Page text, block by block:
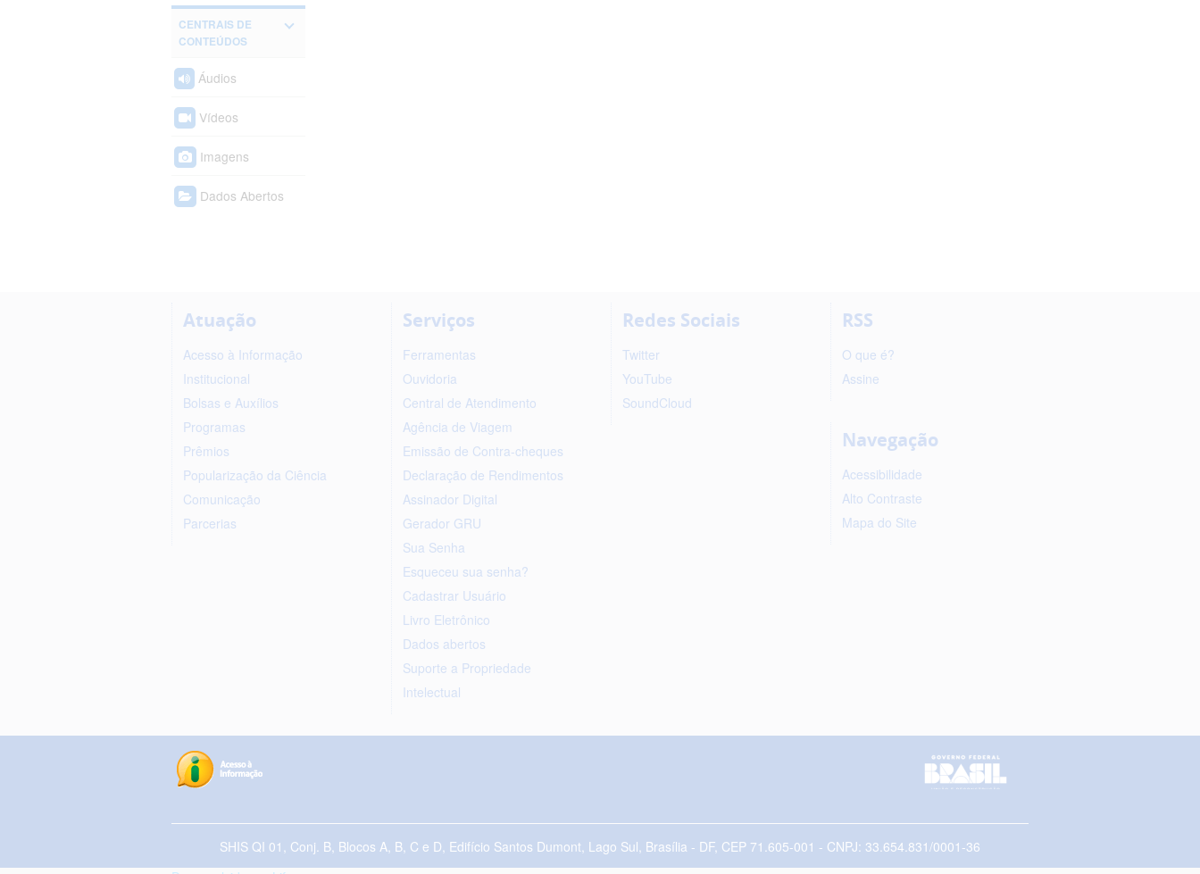
CENTRAIS DE
CONTEÚDOS
Áudios
Vídeos
Imagens
Dados Abertos
Atuação
Acesso à Informação
Institucional
Bolsas e Auxílios
Programas
Prêmios
Popularização da Ciência
Comunicação
Parcerias
Serviços
Ferramentas
Ouvidoria
Central de Atendimento
Agência de Viagem
Emissão de Contra-cheques
Declaração de Rendimentos
Assinador Digital
Gerador GRU
Sua Senha
Esqueceu sua senha?
Cadastrar Usuário
Livro Eletrônico
Dados abertos
Suporte a Propriedade
Intelectual
Redes Sociais
Twitter
YouTube
SoundCloud
RSS
O que é?
Assine
Navegação
Acessibilidade
Alto Contraste
Mapa do Site
SHIS QI 01, Conj. B, Blocos A, B, C e D, Edifício Santos Dumont, Lago Sul, Brasília - DF, CEP 71.605-001 - CNPJ: 33.654.831/0001-36